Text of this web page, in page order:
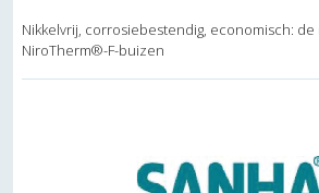
Nikkelvrij, corrosiebestendig, economisch: de
NiroTherm®-F-buizen